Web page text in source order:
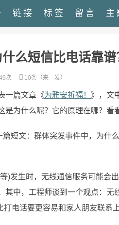
链接 标签 留言 主
么短信比电话靠谱
次 10条（来一发）
一篇文章《为雅安祈福！ 》，文
为什么呢？它的原理在哪？看
短文：群体突发事件中，为什
)发生时，无线通信服务可能会
其中，工程师谈到一个观点：
电话要更容易和家人朋友联系